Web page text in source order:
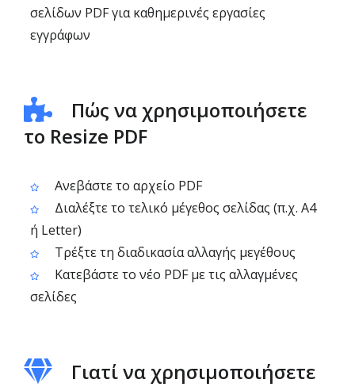
σελίδων PDF για καθημερινές εργασίες
εγγράφων
Πώς να χρησιμοποιήσετε
το Resize PDF
Ανεβάστε το αρχείο PDF
Διαλέξτε το τελικό μέγεθος σελίδας (π.χ. A4
ή Letter)
Τρέξτε τη διαδικασία αλλαγής μεγέθους
Κατεβάστε το νέο PDF με τις αλλαγμένες
σελίδες
Γιατί να χρησιμοποιήσετε